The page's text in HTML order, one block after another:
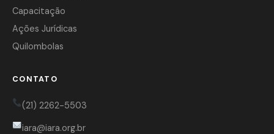
Capacitação
Ações Jurídicas
Quilombolas
CONTATO
(21) 2262-5503
iara@iara.org.br